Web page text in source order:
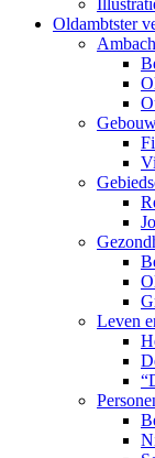
Oldambtster
Leven